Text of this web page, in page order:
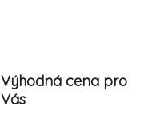
Výhodná cena pro
Vás